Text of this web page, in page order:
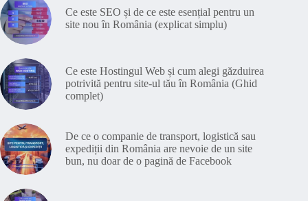
Ce este SEO și de ce este esențial pentru un
site nou în România (explicat simplu)
Ce este Hostingul Web și cum alegi găzduirea
potrivită pentru site-ul tău în România (Ghid
complet)
De ce o companie de transport, logistică sau
expediții din România are nevoie de un site
bun, nu doar de o pagină de Facebook